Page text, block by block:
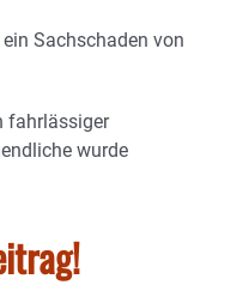
Sachschaden von
fahrlässiger
wurde